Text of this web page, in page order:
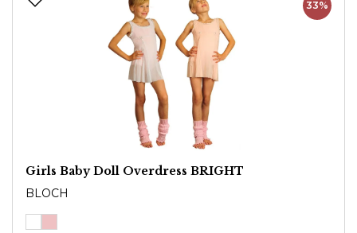
33%
Girls Baby Doll Overdress BRIGHT
BLOCH